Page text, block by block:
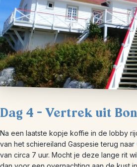
Dag 4 – Vertrek uit
Na een laatste kopje koffie in de lobby
van het schiereiland Gaspesie terug naar
van circa 7 uur. Mocht je deze lange rit